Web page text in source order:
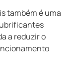
também é uma
a reduzir o